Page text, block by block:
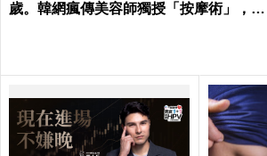
歲。韓網瘋傳美容師獨授「按摩術」，五